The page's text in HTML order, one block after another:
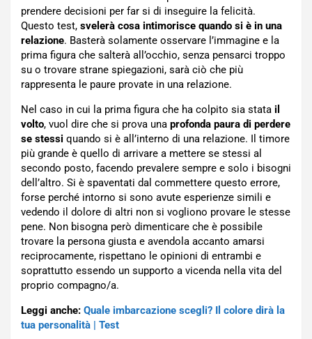
prendere decisioni per far si di inseguire la felicità.
Questo test, svelerà cosa intimorisce quando si è in una
relazione. Basterà solamente osservare l’immagine e la
prima figura che salterà all’occhio, senza pensarci troppo
su o trovare strane spiegazioni, sarà ciò che più
rappresenta le paure provate in una relazione.
Nel caso in cui la prima figura che ha colpito sia stata il
volto, vuol dire che si prova una profonda paura di perdere
se stessi quando si è all’interno di una relazione. Il timore
più grande è quello di arrivare a mettere se stessi al
secondo posto, facendo prevalere sempre e solo i bisogni
dell’altro. Si è spaventati dal commettere questo errore,
forse perché intorno si sono avute esperienze simili e
vedendo il dolore di altri non si vogliono provare le stesse
pene. Non bisogna però dimenticare che è possibile
trovare la persona giusta e avendola accanto amarsi
reciprocamente, rispettano le opinioni di entrambi e
soprattutto essendo un supporto a vicenda nella vita del
proprio compagno/a.
Leggi anche: Quale imbarcazione scegli? Il colore dirà la
tua personalità | Test